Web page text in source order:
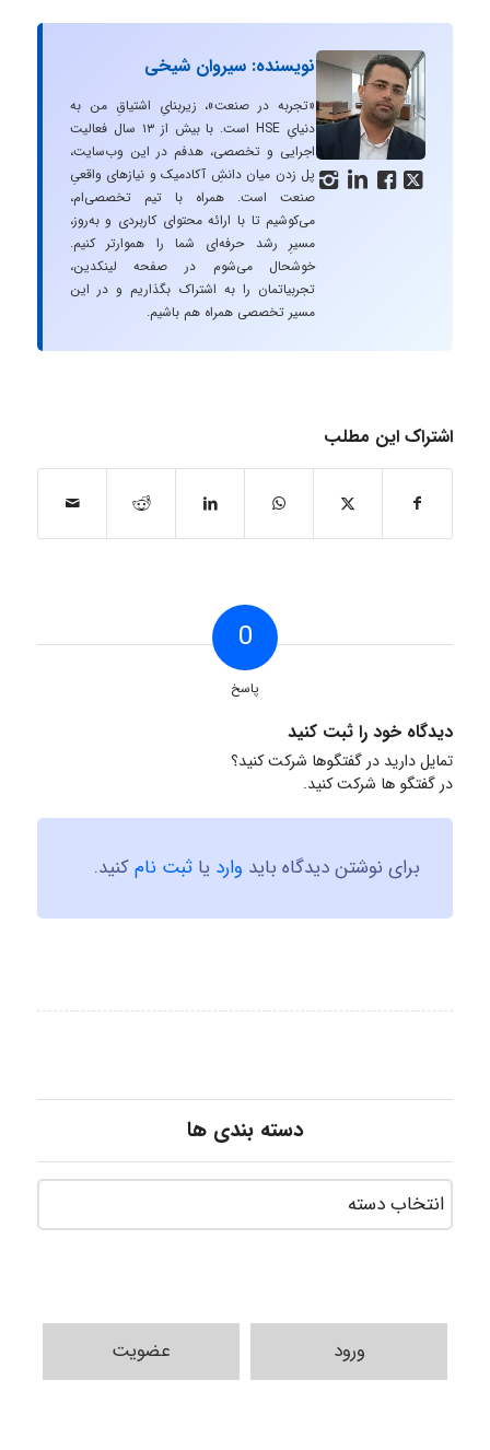
   
نویسنده: سیروان شیخی
«تجربه در صنعت»، زیربنایِ اشتیاقِ من به
دنیایِ HSE است. با بیش از ۱۳ سال فعالیت
اجرایی و تخصصی، هدفم در این وب‌سایت،
پل زدن میان دانشِ آکادمیک و نیازهای واقعیِ
صنعت است. همراه با تیم تخصصی‌ام،
می‌کوشیم تا با ارائه محتوای کاربردی و به‌روز،
مسیرِ رشد حرفه‌ای شما را هموارتر کنیم.
خوشحال می‌شوم در صفحه لینکدین،
تجربیاتمان را به اشتراک بگذاریم و در این
مسیر تخصصی همراه هم باشیم.
اشتراک این مطلب
0
پاسخ
دیدگاه خود را ثبت کنید
تمایل دارید در گفتگوها شرکت کنید؟
در گفتگو ها شرکت کنید.
برای نوشتن دیدگاه باید وارد یا ثبت نامکنید.
دسته بندی ها
ورود عضویت